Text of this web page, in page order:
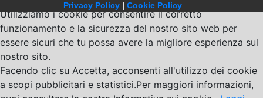
Privacy Policy | Cookie Policy
Utilizziamo i cookie per consentire il corretto
funzionamento e la sicurezza del nostro sito web per
essere sicuri che tu possa avere la migliore esperienza sul
nostro sito.
Facendo clic su Accetta, acconsenti all'utilizzo dei cookie
a scopi pubblicitari e statistici.Per maggiori informazioni,